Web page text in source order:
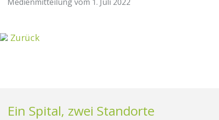
Zurück
Ein Spital, zwei Standorte